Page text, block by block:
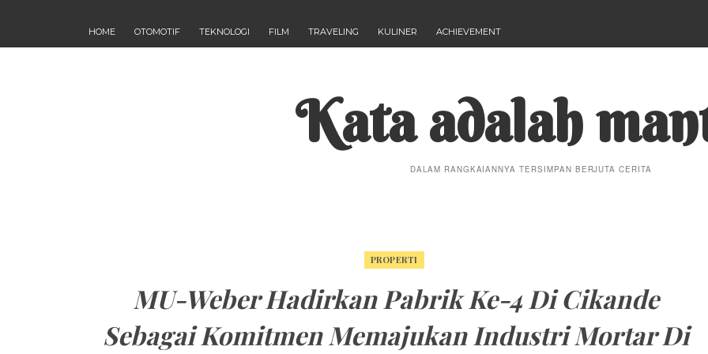
HOME OTOMOTIF TEKNOLOGI FILM TRAVELING KULINER ACHIEVEMENT
Kata adalah
DALAM RANGKAIANNYA TERSIMPAN BERJUTA CERITA
PROPERTI
MU-Weber Hadirkan Pabrik Ke-4 Di Cikande
Sebagai Komitmen Memajukan Industri Mortar Di